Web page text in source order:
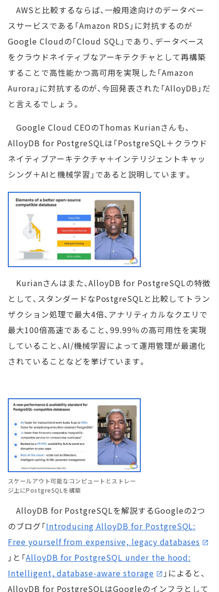
AWSと比較するならば、一般用途向けのデータベー
スサービスである「Amazon RDS」に対抗するのが
Google Cloudの「Cloud SQL」であり、データベース
をクラウドネイティブなアーキテクチャとして再構築
することで高性能かつ高可用を実現した「Amazon
Aurora」に対抗するのが、今回発表された「AlloyDB」だ
と言えるでしょう。
Google Cloud CEOのThomas Kurianさんも、
AlloyDB for PostgreSQLは「PostgreSQL＋クラウド
ネイティブアーキテクチャ＋インテリジェントキャッ
シング＋AIと機械学習」であると説明しています。
Kurianさんはまた、AlloyDB for PostgreSQLの特徴
として、スタンダードなPostgreSQLと比較してトラン
ザクション処理で最大4倍、アナリティカルなクエリで
最大100倍高速であること、99.99％の高可用性を実現
していること、AI/機械学習によって運用管理が最適化
されていることなどを挙げています。
スケールアウト可能なコンピュートとストレー
ジ上にPostgreSQLを構築
AlloyDB for PostgreSQLを解説するGoogleの2つ
のブログ「Introducing AlloyDB for PostgreSQL:
Free yourself from expensive, legacy databases
」と「AlloyDB for PostgreSQL under the hood:
Intelligent, database-aware storage
」によると、
AlloyDB for PostgreSQLはGoogleのインフラとして